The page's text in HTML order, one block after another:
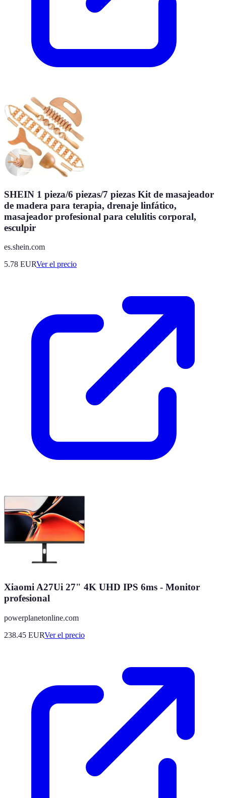
SHEIN 1 pieza/6 piezas/7 piezas Kit de masajeador
de madera para terapia, drenaje linfático,
masajeador profesional para celulitis corporal,
esculpir
es.shein.com
5.78 EURVer el precio
Xiaomi A27Ui 27" 4K UHD IPS 6ms - Monitor
profesional
powerplanetonline.com
238.45 EURVer el precio